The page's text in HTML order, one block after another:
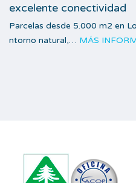
excelente conectividad
Parcelas desde 5.000 m2 en
ntorno natural,… MÁS